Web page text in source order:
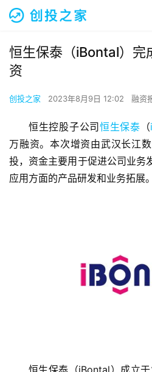
恒生保泰（iBontal）完
资
创投之家 2023年8月9日 12:02 融资
恒生控股子公司 恒生保泰 （
万融资。本次增资由武汉长江
投，资金主要用于促进公司业务
应用方面的产品研发和业务拓展。
恒生保泰（iBontal）成立